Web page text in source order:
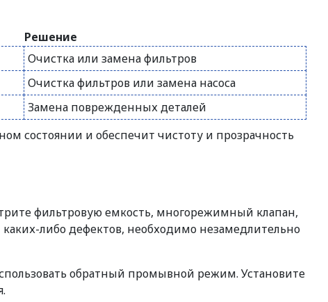
Решение
Очистка или замена фильтров
Очистка фильтров или замена насоса
Замена поврежденных деталей
состоянии и обеспечит чистоту и прозрачность
фильтровую емкость, многорежимный клапан,
либо дефектов, необходимо незамедлительно
обратный промывной режим. Установите